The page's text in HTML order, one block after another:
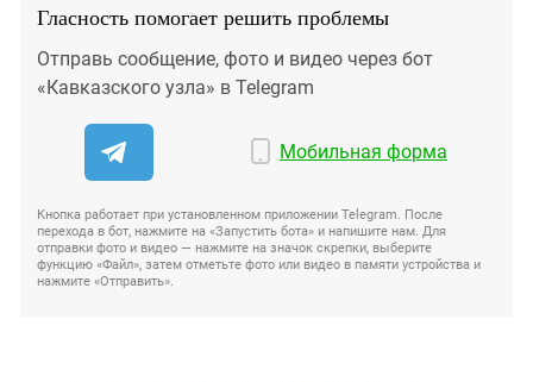
Гласность помогает решить проблемы
Отправь сообщение, фото и видео через бот
«Кавказского узла» в Telegram
Мобильная форма
Кнопка работает при установленном приложении Telegram. После
перехода в бот, нажмите на «Запустить бота» и напишите нам. Для
отправки фото и видео — нажмите на значок скрепки, выберите
функцию «Файл», затем отметьте фото или видео в памяти устройства и
нажмите «Отправить».